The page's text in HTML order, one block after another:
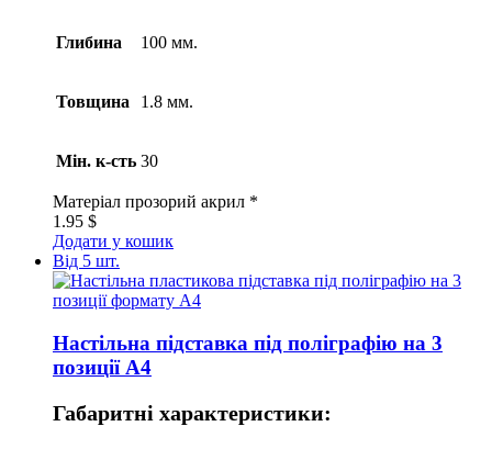
Глибина 100 мм.
Товщина 1.8 мм.
Мін. к-сть 30
Матеріал прозорий акрил *
1.95 $
Додати у кошик
Від 5 шт.
Настільна підставка під поліграфію на 3
позиції А4
Габаритні характеристики: